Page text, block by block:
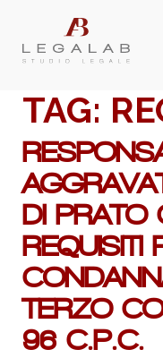
TAG:
DI PRATO
REQUISITI
TERZO
96 C.P.C.